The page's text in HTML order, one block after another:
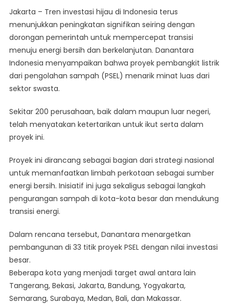
Jakarta – Tren investasi hijau di Indonesia terus
menunjukkan peningkatan signifikan seiring dengan
dorongan pemerintah untuk mempercepat transisi
menuju energi bersih dan berkelanjutan. Danantara
Indonesia menyampaikan bahwa proyek pembangkit listrik
dari pengolahan sampah (PSEL) menarik minat luas dari
sektor swasta.
Sekitar 200 perusahaan, baik dalam maupun luar negeri,
telah menyatakan ketertarikan untuk ikut serta dalam
proyek ini.
Proyek ini dirancang sebagai bagian dari strategi nasional
untuk memanfaatkan limbah perkotaan sebagai sumber
energi bersih. Inisiatif ini juga sekaligus sebagai langkah
pengurangan sampah di kota-kota besar dan mendukung
transisi energi.
Dalam rencana tersebut, Danantara menargetkan
pembangunan di 33 titik proyek PSEL dengan nilai investasi
besar.
Beberapa kota yang menjadi target awal antara lain
Tangerang, Bekasi, Jakarta, Bandung, Yogyakarta,
Semarang, Surabaya, Medan, Bali, dan Makassar.